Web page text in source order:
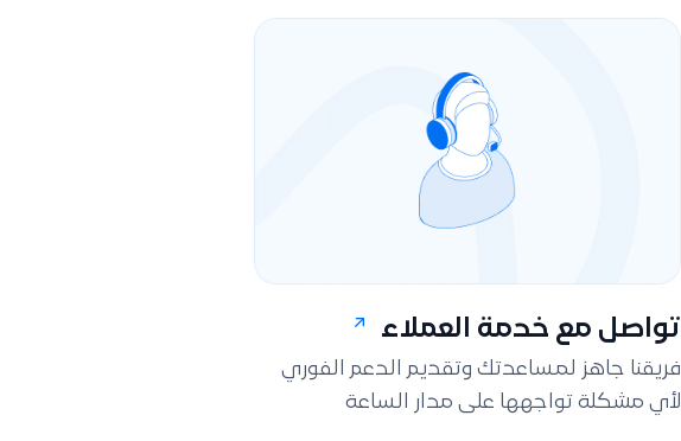
تواصل مع خدمة العملاء
فريقنا جاهز لمساعدتك وتقديم الدعم الفوري
لأي مشكلة تواجهها على مدار الساعة